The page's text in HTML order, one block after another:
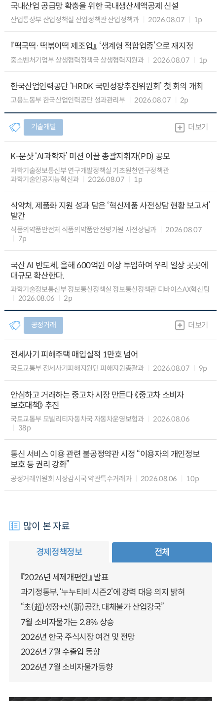
국내산업 공급망 확충을 위한 국내생산세액공제 신설
산업통상부 산업정책실 산업정책관 산업정책과 2026.08.07 1p
『떡국떡·떡볶이떡 제조업』, ‘생계형 적합업종’으로 재지정
중소벤처기업부 상생협력정책국 상생협력지원과 2026.08.07 1p
한국산업인력공단 ‘HRDK 국민성장추진위원회’ 첫 회의 개최
고용노동부 한국산업인력공단 성과관리부 2026.08.07 2p
기술개발 더보기
K-문샷 ‘AI과학자’ 미션 이끌 총괄지휘자(PD) 공모
과학기술정보통신부 연구개발정책실 기초원천연구정책관
과학기술인공지능혁신과
2026.08.07 1p
식약처, 제품화 지원 성과 담은 ‘혁신제품 사전상담 현황 보고서’
발간
식품의약품안전처 식품의약품안전평가원 사전상담과
2026.08.07
7p
국산 AI 반도체, 올해 600억원 이상 투입하여 우리 일상 곳곳에
대규모 확산한다.
과학기술정보통신부 정보통신정책실 정보통신정책관 디바이스AX혁신팀
2026.08.06
2p
공정거래 더보기
전세사기 피해주택 매입실적 1만호 넘어
국토교통부 전세사기피해지원단 피해지원총괄과 2026.08.07 9p
안심하고 거래하는 중고차 시장 만든다 《중고차 소비자
보호대책》 추진
국토교통부 모빌리티자동차국 자동차운영보험과
2026.08.06
38p
통신 서비스 이용 관련 불공정약관 시정 “이용자의 개인정보
보호 등 권리 강화”
공정거래위원회 시장감시국 약관특수거래과 2026.08.06 10p
많이 본 자료
경제정책정보 전체
『2026년 세제개편안』 발표
과기정통부, ‘누누티비 시즌2’에 강력 대응 의지 밝혀
“초(超)성장+신(新)공간, 대체불가 산업강국”
7월 소비자물가는 2.8% 상승
2026년 한국 주식시장 여건 및 전망
2026년 7월 수출입 동향
2026년 7월 소비자물가동향